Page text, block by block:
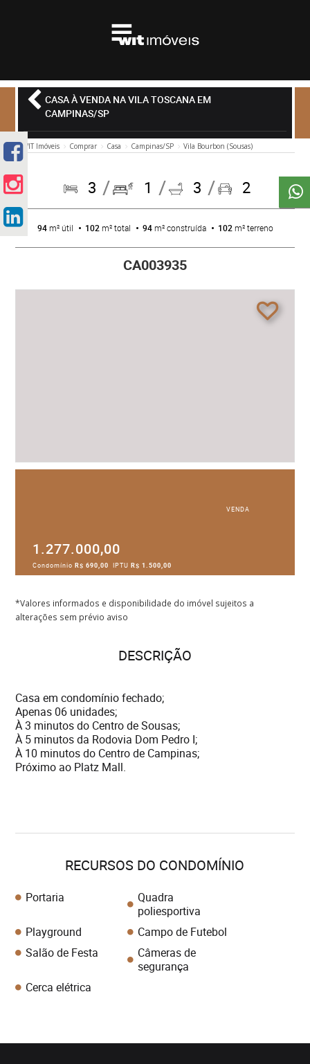
CASA À VENDA NA VILA TOSCANA EM
CAMPINAS/SP
WIT Imóveis Comprar Casa Campinas/SP Vila Bourbon (Sousas)
3 1 3 2
94m² útil 102 m² total 94m² construída 102 m² terreno
CA003935
VENDA
1.277.000,00
CondomínioR$ 690,00 IPTUR$ 1.500,00
*Valores informados e disponibilidade do imóvel sujeitos a
alterações sem prévio aviso
DESCRIÇÃO
Casa em condomínio fechado;
Apenas 06 unidades;
À 3 minutos do Centro de Sousas;
À 5 minutos da Rodovia Dom Pedro I;
À 10 minutos do Centro de Campinas;
Próximo ao Platz Mall.
RECURSOS DO CONDOMÍNIO
Portaria
Quadra
poliesportiva
Playground
Campo de Futebol
Salão de Festa
Câmeras de
segurança
Cerca elétrica